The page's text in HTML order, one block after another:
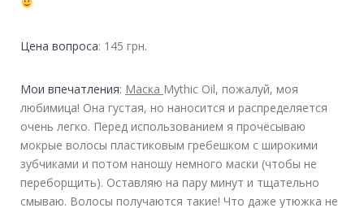
Цена вопроса: 145 грн.
Мои впечатления: Маска Mythic Oil, пожалуй, моя
любимица! Она густая, но наносится и распределяется
очень легко. Перед использованием я прочёсываю
мокрые волосы пластиковым гребешком с широкими
зубчиками и потом наношу немного маски (чтобы не
переборщить). Оставляю на пару минут и тщательно
смываю. Волосы получаются такие! Что даже утюжка не